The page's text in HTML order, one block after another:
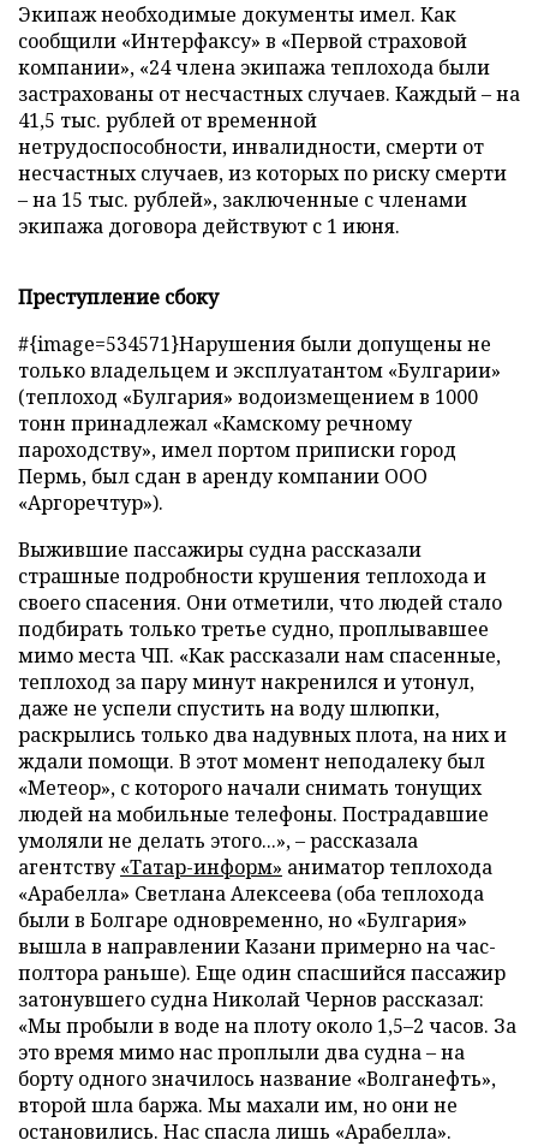
Экипаж необходимые документы имел. Как
сообщили «Интерфаксу» в «Первой страховой
компании», «24 члена экипажа теплохода были
застрахованы от несчастных случаев. Каждый – на
41,5 тыс. рублей от временной
нетрудоспособности, инвалидности, смерти от
несчастных случаев, из которых по риску смерти
– на 15 тыс. рублей», заключенные с членами
экипажа договора действуют с 1 июня.
Преступление сбоку
#{image=534571}Нарушения были допущены не
только владельцем и эксплуатантом «Булгарии»
(теплоход «Булгария» водоизмещением в 1000
тонн принадлежал «Камскому речному
пароходству», имел портом приписки город
Пермь, был сдан в аренду компании ООО
«Аргоречтур»).
Выжившие пассажиры судна рассказали
страшные подробности крушения теплохода и
своего спасения. Они отметили, что людей стало
подбирать только третье судно, проплывавшее
мимо места ЧП. «Как рассказали нам спасенные,
теплоход за пару минут накренился и утонул,
даже не успели спустить на воду шлюпки,
раскрылись только два надувных плота, на них и
ждали помощи. В этот момент неподалеку был
«Метеор», с которого начали снимать тонущих
людей на мобильные телефоны. Пострадавшие
умоляли не делать этого...», – рассказала
агентству«Татар-информ» аниматор теплохода
«Арабелла» Светлана Алексеева (оба теплохода
были в Болгаре одновременно, но «Булгария»
вышла в направлении Казани примерно на час-
полтора раньше). Еще один спасшийся пассажир
затонувшего судна Николай Чернов рассказал:
«Мы пробыли в воде на плоту около 1,5–2 часов. За
это время мимо нас проплыли два судна – на
борту одного значилось название «Волганефть»,
второй шла баржа. Мы махали им, но они не
остановились. Нас спасла лишь «Арабелла».